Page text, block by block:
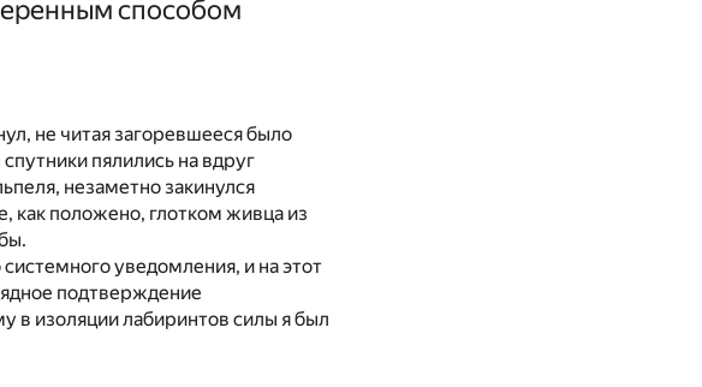
способом
не читая загоревшееся было
пялились на вдруг
незаметно закинулся
как положено, глотком живца из
уведомления, и на этот
подтверждение
в изоляции лабиринтов силы я был